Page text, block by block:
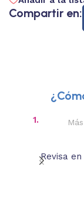
Compartir en:
1.
Revisa